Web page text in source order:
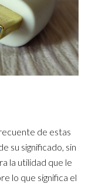
de estas
su significado, sin
la utilidad que le
lo que significa el